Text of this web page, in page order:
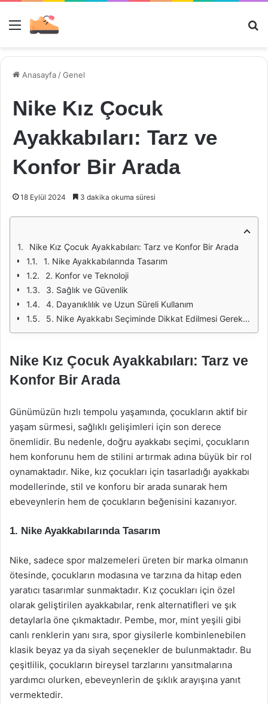
Menü
Anasayfa /Genel
Nike Kız Çocuk
Ayakkabıları: Tarz ve
Konfor Bir Arada
18 Eylül 2024 3 dakika okuma süresi
Nike Kız Çocuk Ayakkabıları: Tarz ve Konfor Bir Arada
1. Nike Ayakkabılarında Tasarım
2. Konfor ve Teknoloji
3. Sağlık ve Güvenlik
4. Dayanıklılık ve Uzun Süreli Kullanım
5. Nike Ayakkabı Seçiminde Dikkat Edilmesi Gerekenler
Nike Kız Çocuk Ayakkabıları: Tarz ve
Konfor Bir Arada
Günümüzün hızlı tempolu yaşamında, çocukların aktif bir
yaşam sürmesi, sağlıklı gelişimleri için son derece
önemlidir. Bu nedenle, doğru ayakkabı seçimi, çocukların
hem konforunu hem de stilini artırmak adına büyük bir rol
oynamaktadır. Nike, kız çocukları için tasarladığı ayakkabı
modellerinde, stil ve konforu bir arada sunarak hem
ebeveynlerin hem de çocukların beğenisini kazanıyor.
1. Nike Ayakkabılarında Tasarım
Nike, sadece spor malzemeleri üreten bir marka olmanın
ötesinde, çocukların modasına ve tarzına da hitap eden
yaratıcı tasarımlar sunmaktadır. Kız çocukları için özel
olarak geliştirilen ayakkabılar, renk alternatifleri ve şık
detaylarla öne çıkmaktadır. Pembe, mor, mint yeşili gibi
canlı renklerin yanı sıra, spor giysilerle kombinlenebilen
klasik beyaz ya da siyah seçenekler de bulunmaktadır. Bu
çeşitlilik, çocukların bireysel tarzlarını yansıtmalarına
yardımcı olurken, ebeveynlerin de şıklık arayışına yanıt
vermektedir.